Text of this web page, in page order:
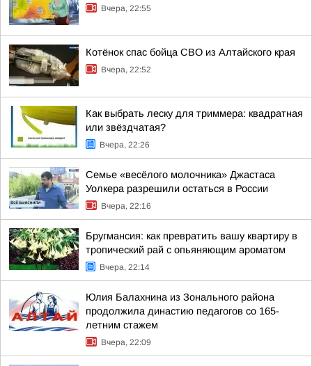
Вчера, 22:55
Котёнок спас бойца СВО из Алтайского края
Вчера, 22:52
Как выбрать леску для триммера: квадратная
или звёздчатая?
Вчера, 22:26
Семье «весёлого молочника» Джастаса
Уолкера разрешили остаться в России
Вчера, 22:16
Бругмансия: как превратить вашу квартиру в
тропический рай с опьяняющим ароматом
Вчера, 22:14
Юлия Балахнина из Зонального района
продолжила династию педагогов со 165-
летним стажем
Вчера, 22:09